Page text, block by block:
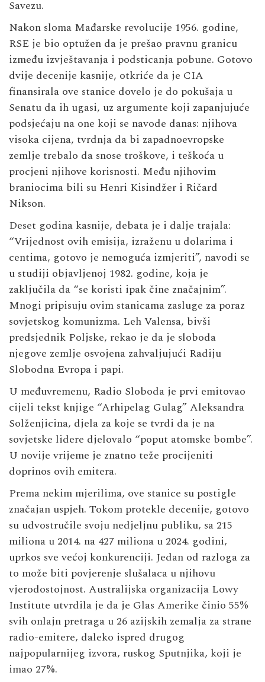
Savezu.
Nakon sloma Mađarske revolucije 1956. godine,
RSE je bio optužen da je prešao pravnu granicu
između izvještavanja i podsticanja pobune. Gotovo
dvije decenije kasnije, otkriće da je CIA
finansirala ove stanice dovelo je do pokušaja u
Senatu da ih ugasi, uz argumente koji zapanjujuće
podsjećaju na one koji se navode danas: njihova
visoka cijena, tvrdnja da bi zapadnoevropske
zemlje trebalo da snose troškove, i teškoća u
procjeni njihove korisnosti. Među njihovim
braniocima bili su Henri Kisindžer i Ričard
Nikson.
Deset godina kasnije, debata je i dalje trajala:
“Vrijednost ovih emisija, izraženu u dolarima i
centima, gotovo je nemoguća izmjeriti”, navodi se
u studiji objavljenoj 1982. godine, koja je
zaključila da “se koristi ipak čine značajnim”.
Mnogi pripisuju ovim stanicama zasluge za poraz
sovjetskog komunizma. Leh Valensa, bivši
predsjednik Poljske, rekao je da je sloboda
njegove zemlje osvojena zahvaljujući Radiju
Slobodna Evropa i papi.
U međuvremenu, Radio Sloboda je prvi emitovao
cijeli tekst knjige “Arhipelag Gulag” Aleksandra
Solženjicina, djela za koje se tvrdi da je na
sovjetske lidere djelovalo “poput atomske bombe”.
U novije vrijeme je znatno teže procijeniti
doprinos ovih emitera.
Prema nekim mjerilima, ove stanice su postigle
značajan uspjeh. Tokom protekle decenije, gotovo
su udvostručile svoju nedjeljnu publiku, sa 215
miliona u 2014. na 427 miliona u 2024. godini,
uprkos sve većoj konkurenciji. Jedan od razloga za
to može biti povjerenje slušalaca u njihovu
vjerodostojnost. Australijska organizacija Lowy
Institute utvrdila je da je Glas Amerike činio 55%
svih onlajn pretraga u 26 azijskih zemalja za strane
radio-emitere, daleko ispred drugog
najpopularnijeg izvora, ruskog Sputnjika, koji je
imao 27%.